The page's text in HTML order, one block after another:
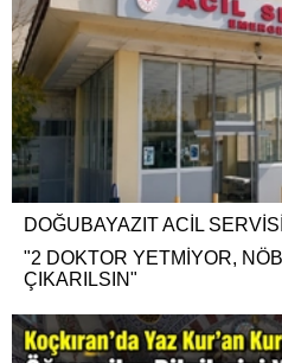
DOĞUBAYAZIT ACİL
"2 DOKTOR YETMİYOR,
ÇIKARILSIN"